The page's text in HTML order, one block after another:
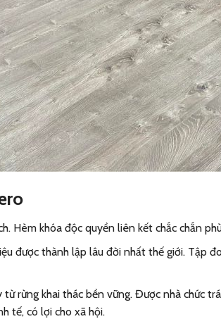
Hèm khóa độc quyền liên kết chắc chắn
được thành lập lâu đời nhất thế giới. Tập
rừng khai thác bền vững. Được nhà chức
tế, có lợi cho xã hội.